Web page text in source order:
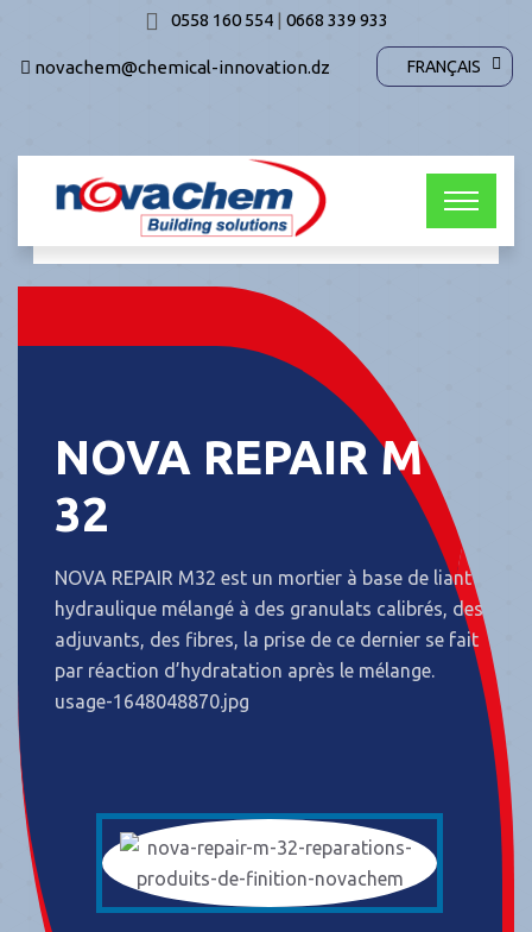
0558 160 554| 0668 339 933
novachem@chemical-innovation.dz FRANÇAIS
NOVA REPAIR M
32
NOVA REPAIR M32 est un mortier à base de liant
hydraulique mélangé à des granulats calibrés, des
adjuvants, des fibres, la prise de ce dernier se fait
par réaction d’hydratation après le mélange.
usage-1648048870.jpg